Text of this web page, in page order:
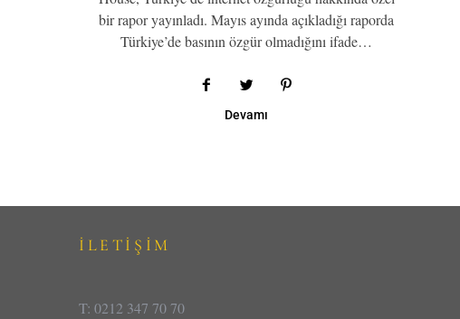
bir rapor yayınladı. Mayıs ayında açıkladığı raporda
Türkiye’de basının özgür olmadığını ifade…
Devamı
İLETİŞİM
T: 0212 347 70 70